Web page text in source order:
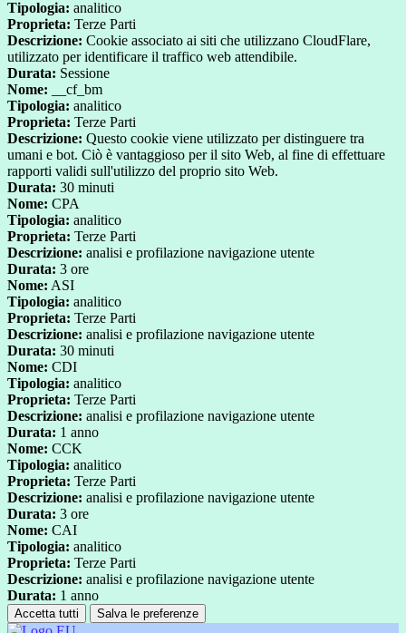
Tipologia: analitico
Proprieta: Terze Parti
Descrizione: Cookie associato ai siti che utilizzano CloudFlare,
utilizzato per identificare il traffico web attendibile.
Durata: Sessione
Nome: __cf_bm
Tipologia: analitico
Proprieta: Terze Parti
Descrizione: Questo cookie viene utilizzato per distinguere tra
umani e bot. Ciò è vantaggioso per il sito Web, al fine di effettuare
rapporti validi sull'utilizzo del proprio sito Web.
Durata: 30 minuti
Nome: CPA
Tipologia: analitico
Proprieta: Terze Parti
Descrizione: analisi e profilazione navigazione utente
Durata: 3 ore
Nome: ASI
Tipologia: analitico
Proprieta: Terze Parti
Descrizione: analisi e profilazione navigazione utente
Durata: 30 minuti
Nome: CDI
Tipologia: analitico
Proprieta: Terze Parti
Descrizione: analisi e profilazione navigazione utente
Durata: 1 anno
Nome: CCK
Tipologia: analitico
Proprieta: Terze Parti
Descrizione: analisi e profilazione navigazione utente
Durata: 3 ore
Nome: CAI
Tipologia: analitico
Proprieta: Terze Parti
Descrizione: analisi e profilazione navigazione utente
Durata: 1 anno
Accetta tutti Salva le preferenze